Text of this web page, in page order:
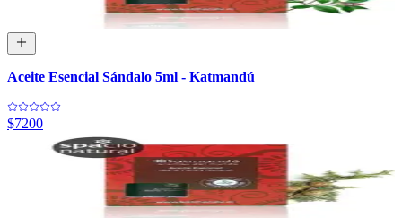
Aceite Esencial Sándalo 5ml - Katmandú
$7200